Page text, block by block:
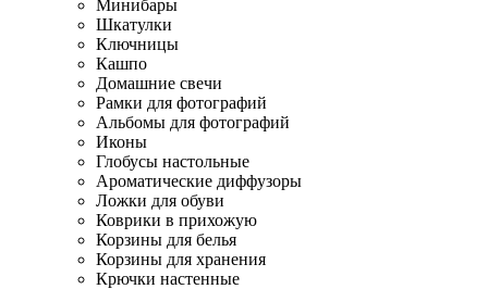
Минибары
Шкатулки
Ключницы
Кашпо
Домашние свечи
Рамки для фотографий
Альбомы для фотографий
Иконы
Глобусы настольные
Ароматические диффузоры
Ложки для обуви
Коврики в прихожую
Корзины для белья
Корзины для хранения
Крючки настенные